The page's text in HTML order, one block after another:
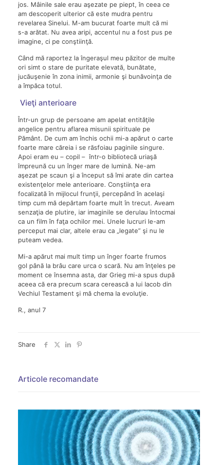
jos. Mâinile sale erau aşezate pe piept, în ceea ce
am descoperit ulterior că este mudra pentru
revelarea Sinelui. M-am bucurat foarte mult că mi
s-a arătat. Nu avea aripi, accentul nu a fost pus pe
imagine, ci pe conştiinţă.
Când mă raportez la îngeraşul meu păzitor de multe
ori simt o stare de puritate elevată, bunătate,
jucăuşenie în zona inimii, armonie şi bunăvoinţa de
a împăca totul.
Vieţi anterioare
Într-un grup de persoane am apelat entităţile
angelice pentru aflarea misunii spirituale pe
Pământ. De cum am închis ochii mi-a apărut o carte
foarte mare căreia i se răsfoiau paginile singure.
Apoi eram eu – copil – într-o bibliotecă uriaşă
împreună cu un înger mare de lumină. Ne-am
aşezat pe scaun şi a început să îmi arate din cartea
existenţelor mele anterioare. Conştiinţa era
focalizată în mijlocul frunţii, percepând în acelaşi
timp cum mă depărtam foarte mult în trecut. Aveam
senzaţia de plutire, iar imaginile se derulau întocmai
ca un film în faţa ochilor mei. Unele lucruri le-am
perceput mai clar, altele erau ca „legate” şi nu le
puteam vedea.
Mi-a apărut mai mult timp un înger foarte frumos
gol până la brâu care urca o scară. Nu am înţeles pe
moment ce însemna asta, dar Grieg mi-a spus după
aceea că era precum scara cerească a lui Iacob din
Vechiul Testament şi mă chema la evoluţie.
R., anul 7
Share
Articole recomandate